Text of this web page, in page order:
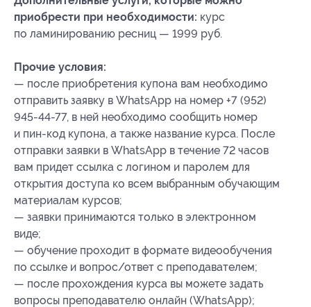
приобрести при необходимости: курс
по ламинированию ресниц — 1999 руб.
Прочие условия:
— после приобретения купона вам необходимо
отправить заявку в WhatsApp на номер +7 (952)
945-44-77, в ней необходимо сообщить номер
и пин-код купона, а также название курса. После
отправки заявки в WhatsApp в течение 72 часов
вам придет ссылка с логином и паролем для
открытия доступа ко всем выбранным обучающим
материалам курсов;
— заявки принимаются только в электронном
виде;
— обучение проходит в формате видеообучения
по ссылке и вопрос/ответ с преподавателем;
— после прохождения курса вы можете задать
вопросы преподавателю онлайн (WhatsApp);